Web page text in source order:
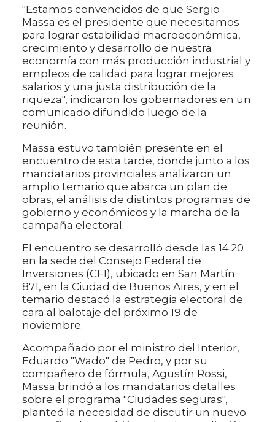
"Estamos convencidos de que Sergio
Massa es el presidente que necesitamos
para lograr estabilidad macroeconómica,
crecimiento y desarrollo de nuestra
economía con más producción industrial y
empleos de calidad para lograr mejores
salarios y una justa distribución de la
riqueza", indicaron los gobernadores en un
comunicado difundido luego de la
reunión.
Massa estuvo también presente en el
encuentro de esta tarde, donde junto a los
mandatarios provinciales analizaron un
amplio temario que abarca un plan de
obras, el análisis de distintos programas de
gobierno y económicos y la marcha de la
campaña electoral.
El encuentro se desarrolló desde las 14.20
en la sede del Consejo Federal de
Inversiones (CFI), ubicado en San Martín
871, en la Ciudad de Buenos Aires, y en el
temario destacó la estrategia electoral de
cara al balotaje del próximo 19 de
noviembre.
Acompañado por el ministro del Interior,
Eduardo "Wado" de Pedro, y por su
compañero de fórmula, Agustín Rossi,
Massa brindó a los mandatarios detalles
sobre el programa "Ciudades seguras",
planteó la necesidad de discutir un nuevo